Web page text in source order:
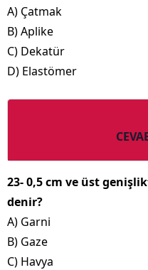
A) Çatmak
B) Aplike
C) Dekatür
D) Elastömer
23- 0,5 cm ve üst
denir?
A) Garni
B) Gaze
C) Havya